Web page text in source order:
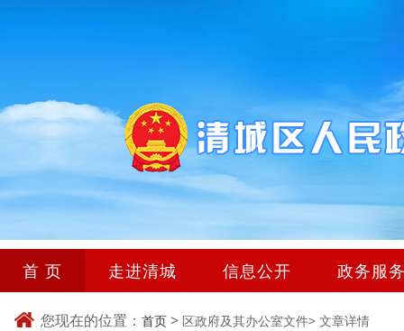
首 页 走进清城 信息公开 政务服
您现在的位置： 首页 > 区政府及其办公室文件> 文章详情